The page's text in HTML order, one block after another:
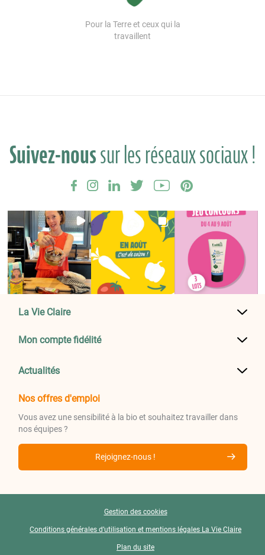
Pour la Terre et ceux qui la
travaillent
Suivez-noussur les réseaux sociaux !
La Vie Claire
Mon compte fidélité
Actualités
Nos offres d'emploi
Vous avez une sensibilité à la bio et souhaitez travailler dans
nos équipes ?
Rejoignez-nous !
Gestion des cookies
Conditions générales d’utilisation et mentions légales La Vie Claire
Plan du site